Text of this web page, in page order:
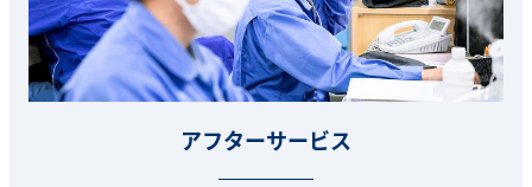
アフターサービス